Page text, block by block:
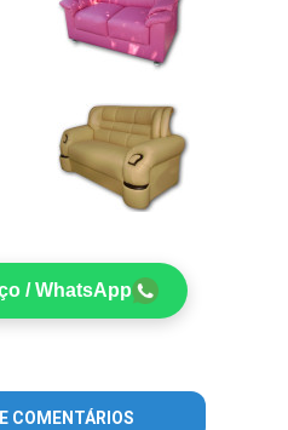
/ WhatsApp
COMENTÁRIOS